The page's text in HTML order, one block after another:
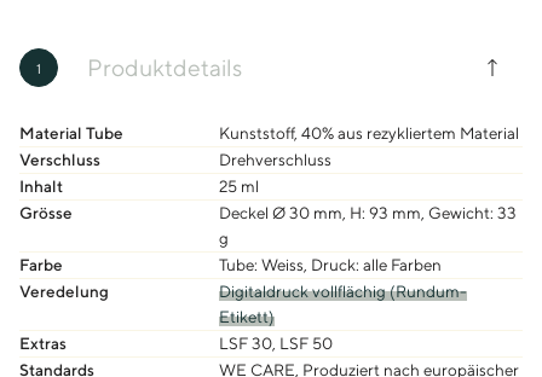
1 Produktdetails
Material Tube
Kunststoff, 40% aus rezykliertem Material
Verschluss
Drehverschluss
Inhalt
25 ml
Grösse
Deckel Ø 30 mm, H: 93 mm, Gewicht: 33
g
Farbe
Tube: Weiss, Druck: alle Farben
Veredelung
Digitaldruck vollflächig (Rundum-
Etikett)
Extras
LSF 30, LSF 50
Standards
WE CARE, Produziert nach europäischer